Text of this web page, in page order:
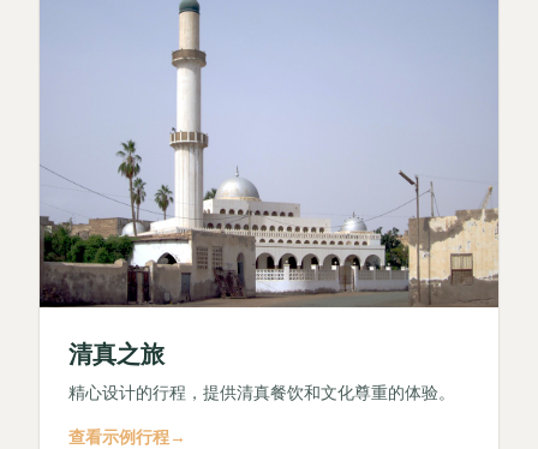
清真之旅
精心设计的行程，提供清真餐饮和文化尊重的体验。
查看示例行程→